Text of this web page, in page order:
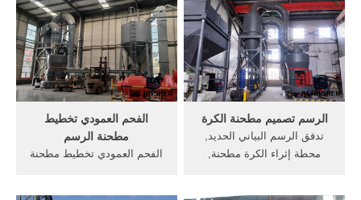
تصميم كسارة قائمة لعبة رسم
مسار القطار لعبة رائعه من
العاب الرسم,رسم
أوتوكاد,تحميل أوتوكاد الرسم
فاصل 3 الحجر آلة ...
مفارش سرير مطرزه يدويا;
الطحن الجاف من الكوارتز
عالية النقاء; حار بيع الذهب
تعدين سعر الشاشة تهتز
الفحم العمودي تخطيط
مطحنة الرسم
الفحم العمودي تخطيط مطحنة
الرسم تصميم مطحنة الكرة
تدفق الرسم البياني الحديد,
محطة إثراء الكرة مطحنة,